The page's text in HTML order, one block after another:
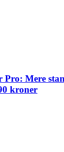
Mere
kroner